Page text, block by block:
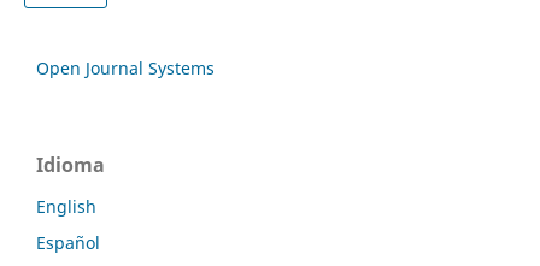
Open Journal Systems
Idioma
English
Español